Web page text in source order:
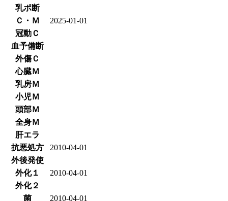
乳ポ断
Ｃ・Ｍ
2025-01-01
冠動Ｃ
血予備断
外傷Ｃ
心臓Ｍ
乳房Ｍ
小児Ｍ
頭部Ｍ
全身Ｍ
肝エラ
抗悪処方
2010-04-01
外後発使
外化１
2010-04-01
外化２
菌
2010-04-01